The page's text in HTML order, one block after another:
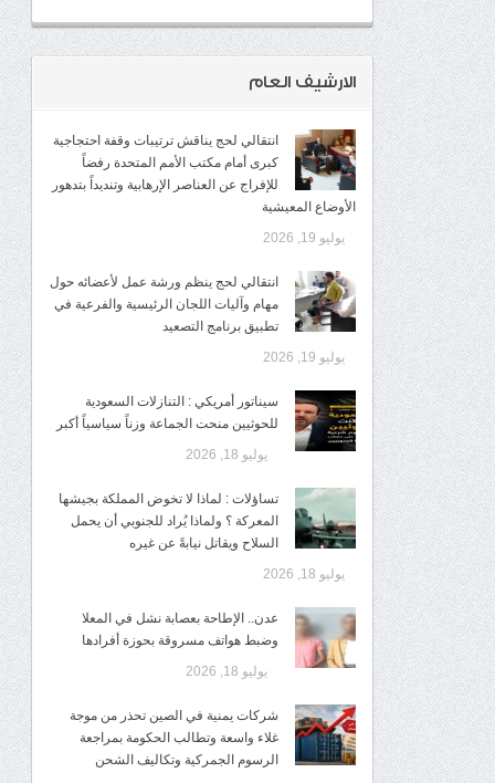
الارشيف العام
انتقالي لحج يناقش ترتيبات وقفة احتجاجية
كبرى أمام مكتب الأمم المتحدة رفضاً
للإفراج عن العناصر الإرهابية وتنديداً بتدهور
الأوضاع المعيشية
يوليو 19, 2026
انتقالي لحج ينظم ورشة عمل لأعضائه حول
مهام وآليات اللجان الرئيسية والفرعية في
تطبيق برنامج التصعيد
يوليو 19, 2026
سيناتور أمريكي : التنازلات السعودية
للحوثيين منحت الجماعة وزناً سياسياً أكبر
يوليو 18, 2026
تساؤلات : لماذا لا تخوض المملكة بجيشها
المعركة ؟ ولماذا يُراد للجنوبي أن يحمل
السلاح ويقاتل نيابةً عن غيره
يوليو 18, 2026
عدن.. الإطاحة بعصابة نشل في المعلا
وضبط هواتف مسروقة بحوزة أفرادها
يوليو 18, 2026
شركات يمنية في الصين تحذر من موجة
غلاء واسعة وتطالب الحكومة بمراجعة
الرسوم الجمركية وتكاليف الشحن